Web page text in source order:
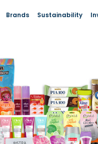
Brands Sustainability